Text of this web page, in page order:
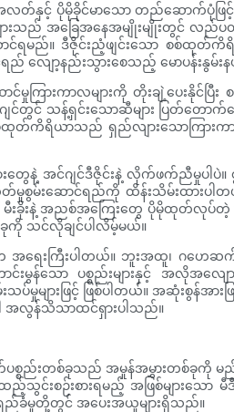
နှင့် ပိုမိုခိုင်မာသော တည်ဆောက်ပုံဖြ
ျားသည် အခြေအနေအမျိုးမျိုးတွင် လ
ဒီဇိုင်းညံ့ဖျင်းသော စစ်ထုတ်ကိရိယာ
ျော့နည်းသွားစေသည့် မောပန်းနွမ်း
ာင်မှုကြားကာလများကို တိုးချဲ့ပေး
င် သန့်ရှင်းသောဆီများ ပြတ်တော
ထုတ်ကိရိယာသည် ရှည်လျားသောကြား
အင်ဂျင်ဒီဇိုင်းနဲ့ လိုက်ဖက်ညီမှုပါပဲ။ စွ
မှုစွမ်းဆောင်ရည်ကို ထိန်းသိမ်းထားပ
ခိုးနဲ့ အညစ်အကြေးတွေ ပိုမိုထုတ်လုပ်တဲ့
ကို သင်လိုချင်ပါလိမ့်မယ်။
းကြီးပါတယ်။ ဘူးအထူ၊ ဂဟေဆက်ခ
န်သော ပစ္စည်းများနှင့် အလိုအလျ
သပ်မှုများဖြင့် ဖြစ်ပါတယ်။ အဆုံ
အလွန်သိသာထင်ရှားပါသည်။
တစ်ခုသည် အမှုန်အမွှားတစ်ခုကို မည်မျှ
စဉ်းစားရမည့် အဖြစ်များသော မီ
ည်ခံမှုတို့တွင် အပေးအယူများရှိသည်။